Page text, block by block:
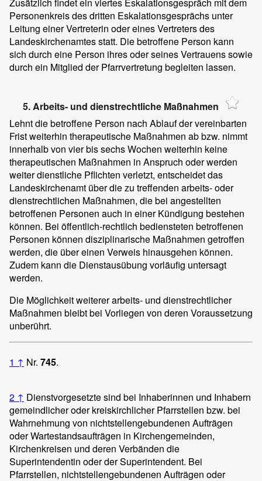
Zusätzlich findet ein viertes Eskalationsgespräch mit dem
Personenkreis des dritten Eskalationsgesprächs unter
Leitung einer Vertreterin oder eines Vertreters des
Landeskirchenamtes statt. Die betroffene Person kann
sich durch eine Person ihres oder seines Vertrauens sowie
durch ein Mitglied der Pfarrvertretung begleiten lassen.
5. Arbeits- und dienstrechtliche Maßnahmen
Lehnt die betroffene Person nach Ablauf der vereinbarten
Frist weiterhin therapeutische Maßnahmen ab bzw. nimmt
innerhalb von vier bis sechs Wochen weiterhin keine
therapeutischen Maßnahmen in Anspruch oder werden
weiter dienstliche Pflichten verletzt, entscheidet das
Landeskirchenamt über die zu treffenden arbeits- oder
dienstrechtlichen Maßnahmen, die bei angestellten
betroffenen Personen auch in einer Kündigung bestehen
können. Bei öffentlich-rechtlich bediensteten betroffenen
Personen können disziplinarische Maßnahmen getroffen
werden, die über einen Verweis hinausgehen können.
Zudem kann die Dienstausübung vorläufig untersagt
werden.
Die Möglichkeit weiterer arbeits- und dienstrechtlicher
Maßnahmen bleibt bei Vorliegen von deren Voraussetzung
unberührt.
1 ↑ Nr. 745.
2 ↑ Dienstvorgesetzte sind bei Inhaberinnen und Inhabern
gemeindlicher oder kreiskirchlicher Pfarrstellen bzw. bei
Wahrnehmung von nichtstellengebundenen Aufträgen
oder Wartestandsaufträgen in Kirchengemeinden,
Kirchenkreisen und deren Verbänden die
Superintendentin oder der Superintendent. Bei
Pfarrstellen, nichtstellengebundenen Aufträgen oder